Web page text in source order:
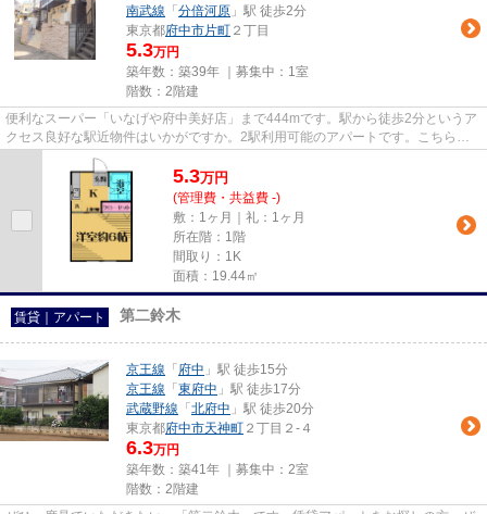
南武線 「 分倍河原 」駅 徒歩2分
東京都府中市片町 ２丁目
5.3万円
築年数：築39年 ｜募集中： 1室
階数：2階建
便利なスーパー「いなげや府中美好店」まで444mです。駅から徒歩2分というア
クセス良好な駅近物件はいかがですか。2駅利用可能のアパートです。こちらの
物件はアパートです。多種多様...
5.3万円
(管理費・共益費 -)
敷：1ヶ月｜礼：1ヶ月
所在階：1階
間取り：1K
面積：19.44㎡
賃貸｜アパート 第二鈴木
京王線 「 府中 」駅 徒歩15分
京王線 「 東府中 」駅 徒歩17分
武蔵野線 「 北府中 」駅 徒歩20分
東京都府中市天神町 ２丁目２-４
6.3万円
築年数：築41年 ｜募集中： 2室
階数：2階建